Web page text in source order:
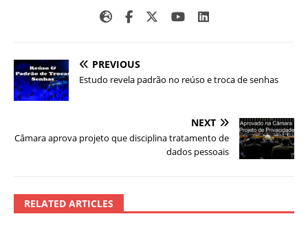
PREVIOUS
Estudo revela padrão no reúso e troca de senhas
NEXT
Câmara aprova projeto que disciplina tratamento de
dados pessoais
RELATED ARTICLES